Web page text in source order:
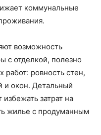
коммунальные
возможность
с отделкой, полезно
работ: ровность стен,
и окон. Детальный
затрат на
жилье с продуманным